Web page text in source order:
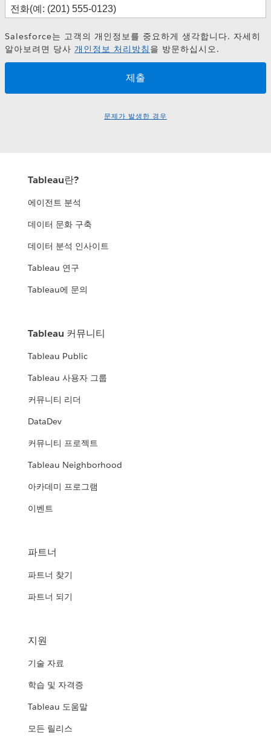
Salesforce는 고객의 개인정보를 중요하게 생각합니다. 자세히
알아보려면 당사 개인정보 처리방침 을 방문하십시오.
문제가 발생한 경우
Tableau란?
에이전트 분석
데이터 문화 구축
데이터 분석 인사이트
Tableau 연구
Tableau에 문의
Tableau 커뮤니티
Tableau Public
Tableau 사용자 그룹
커뮤니티 리더
DataDev
커뮤니티 프로젝트
Tableau Neighborhood
아카데미 프로그램
이벤트
파트너
파트너 찾기
파트너 되기
지원
기술 자료
학습 및 자격증
Tableau 도움말
모든 릴리스